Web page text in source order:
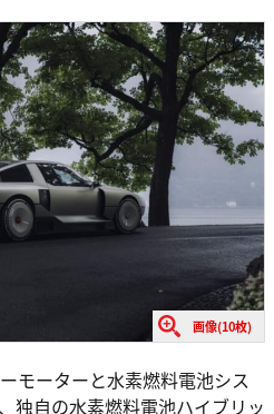
画像(10枚)
モーターと水素燃料電池シス
独自の水素燃料電池ハイブリッ